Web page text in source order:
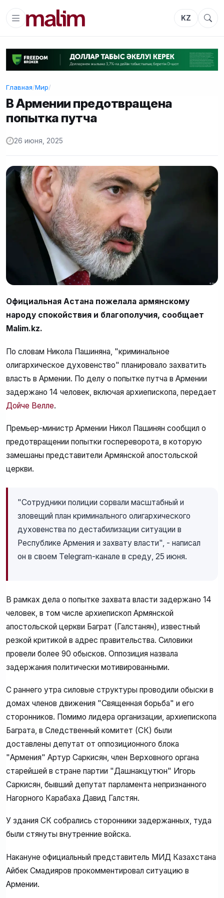
KZ
Главная/Мир/
В Армении предотвращена
попытка путча
26 июня, 2025
Официальная Астана пожелала армянскому
народу спокойствия и благополучия, сообщает
Malim.kz.
По словам Никола Пашиняна, "криминальное
олигархическое духовенство" планировало захватить
власть в Армении. По делу о попытке путча в Армении
задержано 14 человек, включая архиепископа, передает
Дойче Велле.
Премьер-министр Армении Никол Пашинян сообщил о
предотвращении попытки госпереворота, в которую
замешаны представители Армянской апостольской
церкви.
"Сотрудники полиции сорвали масштабный и
зловещий план криминального олигархического
духовенства по дестабилизации ситуации в
Республике Армения и захвату власти", - написал
он в своем Telegram-канале в среду, 25 июня.
В рамках дела о попытке захвата власти задержано 14
человек, в том числе архиепископ Армянской
апостольской церкви Баграт (Галстанян), известный
резкой критикой в адрес правительства. Силовики
провели более 90 обысков. Оппозиция назвала
задержания политически мотивированными.
С раннего утра силовые структуры проводили обыски в
домах членов движения "Священная борьба" и его
сторонников. Помимо лидера организации, архиепископа
Баграта, в Следственный комитет (СК) были
доставлены депутат от оппозиционного блока
"Армения" Артур Саркисян, член Верховного органа
старейшей в стране партии "Дашнакцутюн" Игорь
Саркисян, бывший депутат парламента непризнанного
Нагорного Карабаха Давид Галстян.
У здания СК собрались сторонники задержанных, туда
были стянуты внутренние войска.
Накануне официальный представитель МИД Казахстана
Айбек Смадияров прокомментировал ситуацию в
Армении.